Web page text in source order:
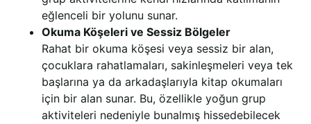
eğlenceli bir yolunu sunar.
Okuma Köşeleri ve Sessiz Bölgeler
Rahat bir okuma köşesi veya sessiz bir alan,
çocuklara rahatlamaları, sakinleşmeleri veya tek
başlarına ya da arkadaşlarıyla kitap okumaları
için bir alan sunar. Bu, özellikle yoğun grup
aktiviteleri nedeniyle bunalmış hissedebilecek